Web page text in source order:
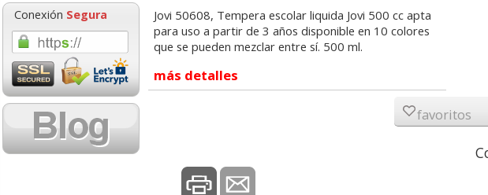
Conexión Segura
Jovi 50608, Tempera escolar liquida Jovi 500 cc apta
para uso a partir de 3 años disponible en 10 colores
que se pueden mezclar entre sí. 500 ml.
más detalles
favoritos
0,69 €
con Iva
desde: 3,49 €
4,22 con Iva
desde:1,16 €
1,40 con Iva